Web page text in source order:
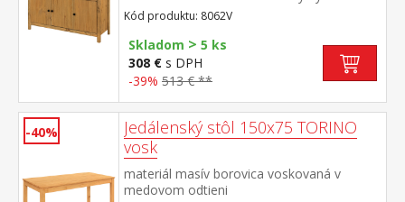
farebnom prevedení černená mosadz 3
dvere, 3 zásuvky s kovovými pojazdmi
vhodný doplnok nadstavec TORINO 8063V
Kód produktu: 8062V
Skladom > 5 ks
308 € s DPH
-39% 513 € **
-40%
Jedálenský stôl 150x75 TORINO
vosk
materiál masív borovica voskovaná v
medovom odtieni